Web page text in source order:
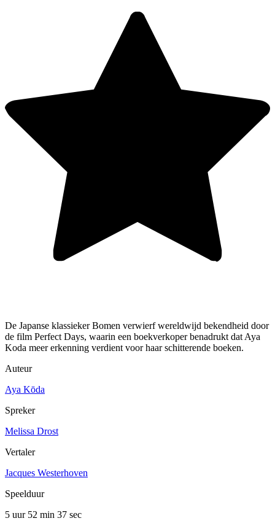
De Japanse klassieker Bomen verwierf wereldwijd bekendheid door
de film Perfect Days, waarin een boekverkoper benadrukt dat Aya
Koda meer erkenning verdient voor haar schitterende boeken.
Auteur
Aya Kōda
Spreker
Melissa Drost
Vertaler
Jacques Westerhoven
Speelduur
5 uur 52 min 37 sec